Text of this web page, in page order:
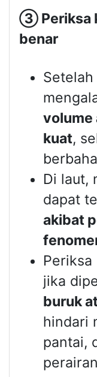
③ Periksa
benar
volume
kuat,
Di laut,
dapat
akibat
Periksa
jika
buruk
hindari
pantai,